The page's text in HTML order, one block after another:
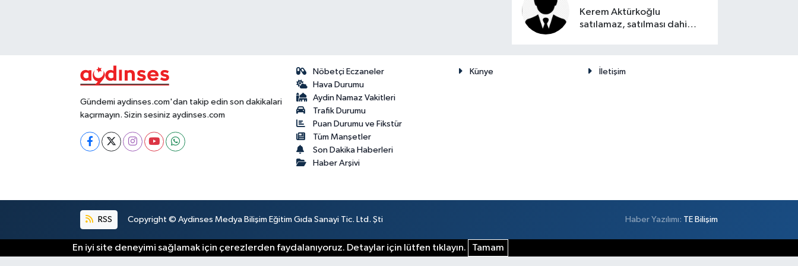
Kerem Aktürkoğlu
satılamaz, satılması dahi
Gündemi aydinses.com'dan takip edin son dakikalari
kaçırmayın. Sizin sesiniz aydinses.com
Nöbetçi Eczaneler
Hava Durumu
Aydin Namaz Vakitleri
Trafik Durumu
Puan Durumu ve Fikstür
Tüm Manşetler
Son Dakika Haberleri
Haber Arşivi
Künye İletişim
RSS Copyright © Aydinses Medya Bilişim Eğitim Gıda Sanayi Tic. Ltd. Şti Haber Yazılımı: TE Bilişim
En iyi site deneyimi sağlamak için çerezlerden faydalanıyoruz. Detaylar için lütfen tıklayın. Tamam